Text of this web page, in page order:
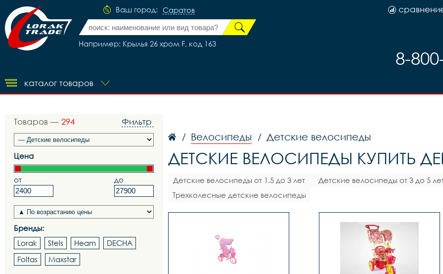
Ваш город: Саратов
Например: Крылья 26 хром F, код 163
8-
каталог товаров
Товаров — 294 Фильтр
Цена
от до
Бренды:
Lorak
Stels Heam
DECHA
Foltas
Maxstar
/ Велосипеды / Детские велосипеды
ДЕТСКИЕ ВЕЛОСИПЕДЫ КУПИТЬ
Детские велосипеды от 1.5 до 3 лет
(12)
Детские велосипеды от 3 до 5
Трехколесные детские велосипеды